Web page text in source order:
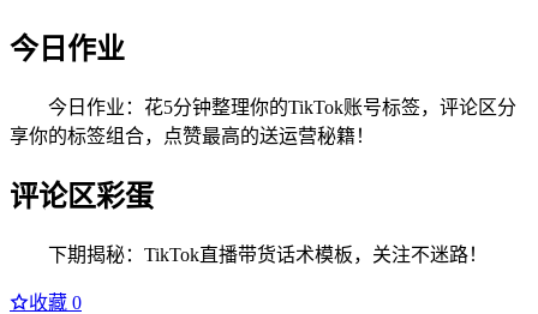
今日作业
今日作业：花5分钟整理你的TikTok账号标签，评论区分
享你的标签组合，点赞最高的送运营秘籍！
评论区彩蛋
下期揭秘：TikTok直播带货话术模板，关注不迷路！
收藏 0